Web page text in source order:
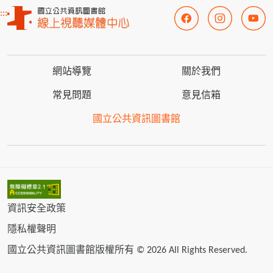
:::
網站導覽 關於我們
常見問題 意見信箱
國立公共資訊圖書館
資訊安全政策
隱私權聲明
國立公共資訊圖書館版權所有 © 2026 All Rights Reserved.